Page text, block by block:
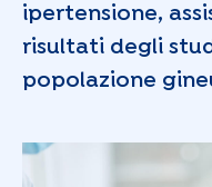
ipertensione,
risultati degli
popolazione